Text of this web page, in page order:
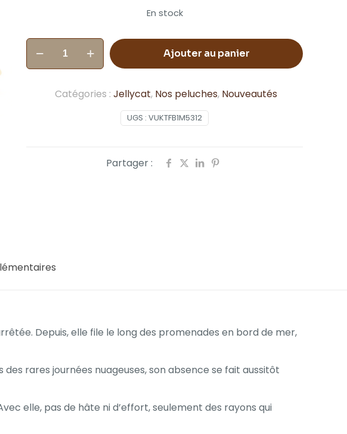
En stock
quantité
de
Amuseables
Ajouter au panier
UGS : VUKTFB1M5312
Catégories : Jellycat, Nos peluches, Nouveautés
Partager :
Depuis, elle file le long des promenades en bord de mer,
rares journées nuageuses, son absence se fait aussitôt
elle, pas de hâte ni d’effort, seulement des rayons qui